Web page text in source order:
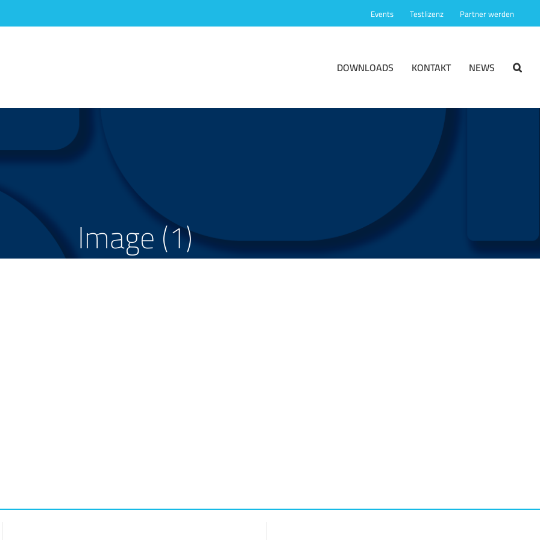
Events Testlizenz Partner werden
DOWNLOADS KONTAKT NEWS
Image (1)